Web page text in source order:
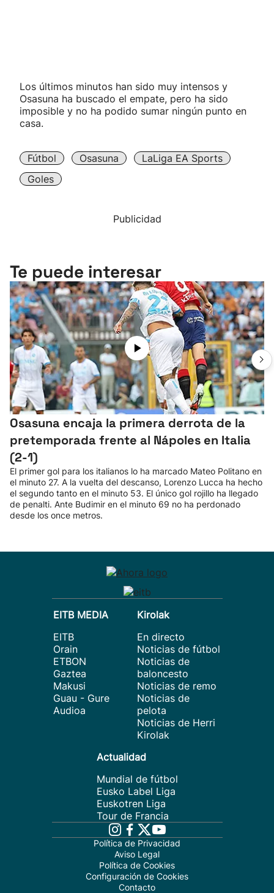
Los últimos minutos han sido muy intensos y
Osasuna ha buscado el empate, pero ha sido
imposible y no ha podido sumar ningún punto en
casa.
Fútbol Osasuna
LaLiga EA Sports
Goles
Publicidad
Te puede interesar
Osasuna encaja la primera derrota de la
pretemporada frente al Nápoles en Italia
(2-1)
El primer gol para los italianos lo ha marcado Mateo Politano en
el minuto 27. A la vuelta del descanso, Lorenzo Lucca ha hecho
el segundo tanto en el minuto 53. El único gol rojillo ha llegado
de penalti. Ante Budimir en el minuto 69 no ha perdonado
desde los once metros.
EITB MEDIA
EITB
Orain
ETBON
Gaztea
Makusi
Guau - Gure
Audioa
Kirolak
En directo
Noticias de fútbol
Noticias de
baloncesto
Noticias de remo
Noticias de
pelota
Noticias de Herri
Kirolak
Actualidad
Mundial de fútbol
Eusko Label Liga
Euskotren Liga
Tour de Francia
Política de Privacidad
Aviso Legal
Política de Cookies
Configuración de Cookies
Contacto